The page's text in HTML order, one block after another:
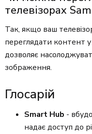
телевізорах
Так, якщо ваш
переглядати контент
дозволяє
зображення.
Глосарій
Smart Hub -
надає доступ до